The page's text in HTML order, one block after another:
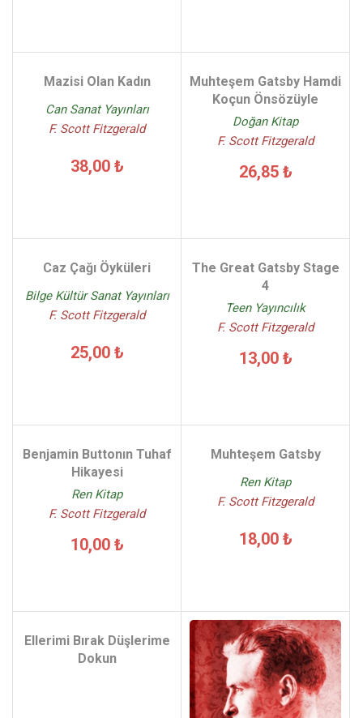
Mazisi Olan Kadın
Can Sanat Yayınları
F. Scott Fitzgerald
38,00 ₺
Muhteşem Gatsby Hamdi
Koçun Önsözüyle
Doğan Kitap
F. Scott Fitzgerald
26,85 ₺
Caz Çağı Öyküleri
Bilge Kültür Sanat Yayınları
F. Scott Fitzgerald
25,00 ₺
The Great Gatsby Stage
4
Teen Yayıncılık
F. Scott Fitzgerald
13,00 ₺
Benjamin Buttonın Tuhaf
Hikayesi
Ren Kitap
F. Scott Fitzgerald
10,00 ₺
Muhteşem Gatsby
Ren Kitap
F. Scott Fitzgerald
18,00 ₺
Ellerimi Bırak Düşlerime
Dokun